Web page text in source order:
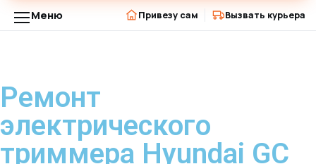
Меню Привезу сам Вызвать курьера
Ремонт
электрического
триммера Hyundai GC